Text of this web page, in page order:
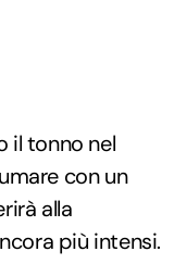
il tonno nel
con un
alla
più intensi.